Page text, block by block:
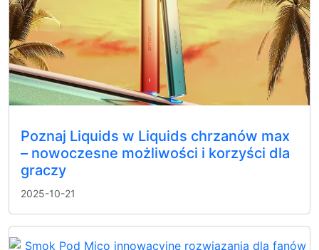
Poznaj Liquids w Liquids chrzanów max
– nowoczesne możliwości i korzyści dla
graczy
2025-10-21